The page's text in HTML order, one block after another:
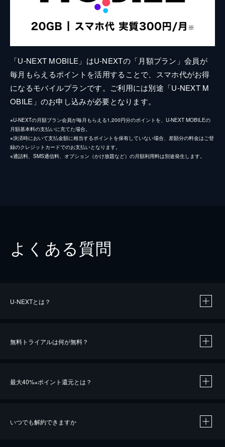
「U-NEXT MOBILE」はU-NEXTの「月額プラン」会員が
毎月もらえるポイントを活用することで、スマホ代がお得
になるモバイルプランです。ご利用には別途「U-NEXT M
OBILE」のお申し込みが必要となります。
※U-NEXTの月額プラン会員が毎月もらえる1,200円分のポイントを、U-NEXT MOBILEの
月額基本料の支払いに充てた場合。
※決済時において支払金額に相当するポイントを保有していない場合、差額分の料金はご登
録のクレジットカードでのお支払いとなります。
※通話料、SMS通信料、オプション（かけ放題など）の月額利用料は別途発生します。
よくある質問
U-NEXTとは？
無料トライアルは何が無料？
最大40%※ポイント還元とは？
いつでも解約できますか